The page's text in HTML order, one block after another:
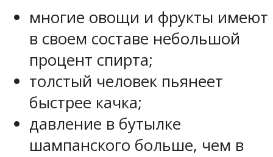
многие овощи и фрукты имеют
в своем составе небольшой
процент спирта;
толстый человек пьянеет
быстрее качка;
давление в бутылке
шампанского больше, чем в